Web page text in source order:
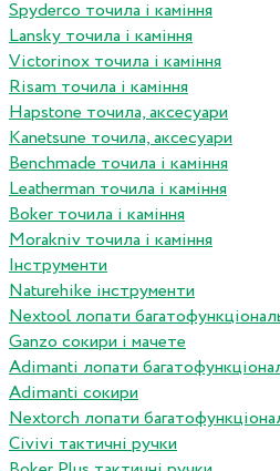
Spyderco точила і каміння
Lansky точила і каміння
Victorinox точила і каміння
Risam точила і каміння
Hapstone точила, аксесуари
Kanetsune точила, аксесуари
Benchmade точила і каміння
Leatherman точила і каміння
Boker точила і каміння
Morakniv точила і каміння
Інструменти
Naturehike інструменти
Nextool лопати
Ganzo сокири і мачете
Adimanti лопати
Adimanti сокири
Nextorch лопати
Сivivi тактичні ручки